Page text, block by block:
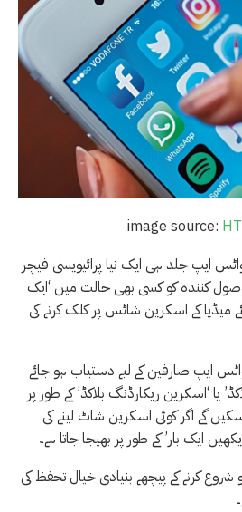
image source:
ایپ جلد ہی ایک نیا پرائیویسی فیچر
وصول کنندہ کو کسی بھی حالت میں ‘ایک
میڈیا کے اسکرین شاٹس پر کلک کرنے کی
ایپ صارفین کے لیے دستیاب ہو جائے
یا ‘اسکرین ریکارڈنگ بلاکڈ’ کے طور پر
گے اگر کوئی اسکرین شاٹ لینے کی
ایک بار’ کے طور پر بھیجا جاتا ہے۔
کرنے کے پیچھے بنیادی خیال تحفظ کی